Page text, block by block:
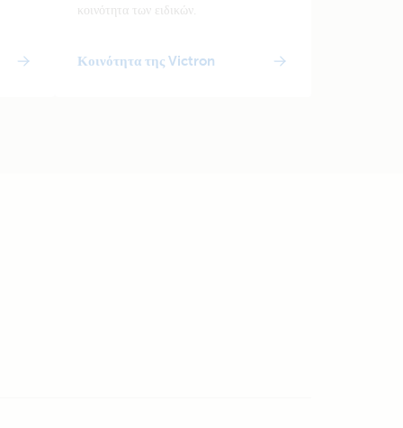
κοινότητα των ειδικών.
Κοινότητα της Victron